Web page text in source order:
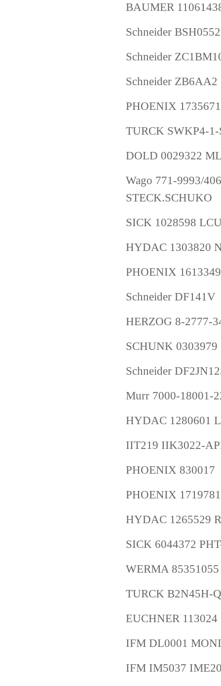
BAUMER
Schneider
Schneider
Schneider ZB6AA2
PHOENIX 1735671
TURCK SWKP4-1-
DOLD 0029322
Wago 771-9993/
STECK.SCHUKO
SICK 1028598
HYDAC 1303820
PHOENIX 1613349
Schneider DF141V
HERZOG 8-2777-
SCHUNK
Schneider
Murr 7000-18001-
HYDAC 1280601
IIT219 IIK3022-
PHOENIX 830017
PHOENIX 1719781
HYDAC 1265529
SICK 6044372
WERMA
TURCK B2N45H-
EUCHNER
IFM DL0001
IFM IM5037